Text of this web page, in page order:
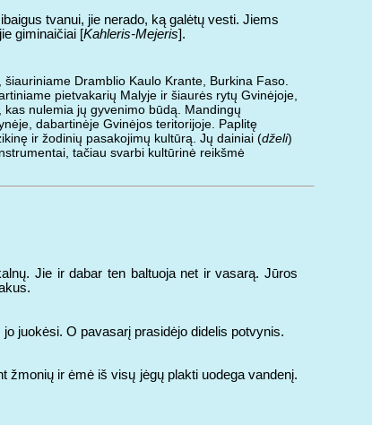
tvanui, jie nerado, ką galėtų vesti. Jiems
giminaičiai [Kahleris-Mejeris].
Dramblio Kaulo Krante, Burkina Faso.
pietvakarių Malyje ir šiaurės rytų Gvinėjoje,
nulemia jų gyvenimo būdą. Mandingų
dabartinėje Gvinėjos teritorijoje. Paplitę
ir žodinių pasakojimų kultūrą. Jų dainiai (dželi)
tačiau svarbi kultūrinė reikšmė
Jie ir dabar ten baltuoja net ir vasarą. Jūros
juokėsi. O pavasarį prasidėjo didelis potvynis.
žmonių ir ėmė iš visų jėgų plakti uodega vandenį.